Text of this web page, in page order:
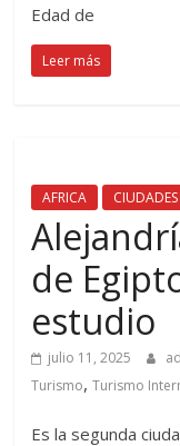
Edad de
Leer más
AFRICA CIUDADES
de
estudio
julio 11, 2025
Turismo,Turismo
Es la segunda